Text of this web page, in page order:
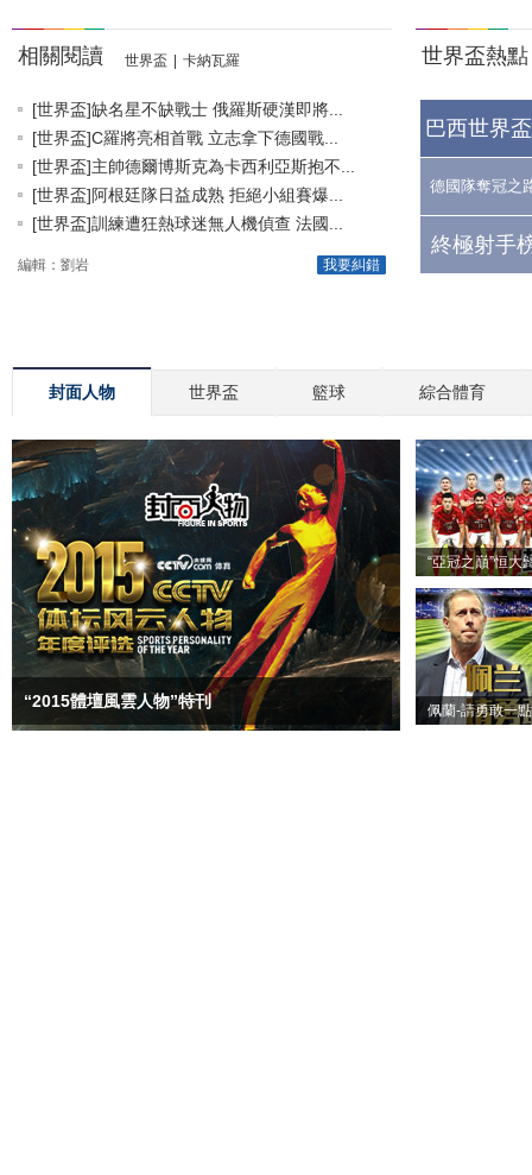
相關閱讀 世界盃 卡納瓦羅
[世界盃]缺名星不缺戰士 俄羅斯硬漢即將...
[世界盃]C羅將亮相首戰 立志拿下德國戰...
[世界盃]主帥德爾博斯克為卡西利亞斯抱不...
[世界盃]阿根廷隊日益成熟 拒絕小組賽爆...
[世界盃]訓練遭狂熱球迷無人機偵查 法國...
我要糾錯
編輯：劉岩
世界盃熱點
巴西世界
德國隊奪冠之
終極射手
封面人物 世界盃 籃球 綜合體育
“2015體壇風雲人物”特刊
“亞冠之巔”恒大
佩蘭-請勇敢一點